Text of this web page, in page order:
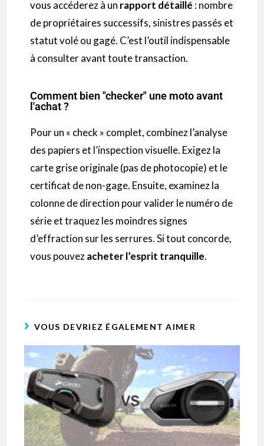
vous accéderez à un rapport détaillé : nombre
de propriétaires successifs, sinistres passés et
statut volé ou gagé. C’est l’outil indispensable
à consulter avant toute transaction.
Comment bien "checker" une moto avant
l'achat ?
Pour un « check » complet, combinez l’analyse
des papiers et l’inspection visuelle. Exigez la
carte grise originale (pas de photocopie) et le
certificat de non-gage. Ensuite, examinez la
colonne de direction pour valider le numéro de
série et traquez les moindres signes
d’effraction sur les serrures. Si tout concorde,
vous pouvezacheter l’esprit tranquille.
VOUS DEVRIEZ ÉGALEMENT AIMER